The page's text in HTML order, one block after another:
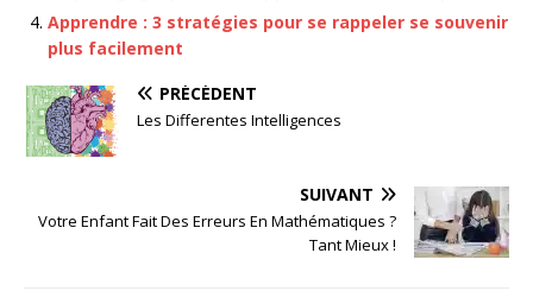
Apprendre : 3 stratégies pour se rappeler se souvenir
plus facilement
PRÉCÉDENT
Les Differentes Intelligences
SUIVANT
Votre Enfant Fait Des Erreurs En Mathématiques ?
Tant Mieux !